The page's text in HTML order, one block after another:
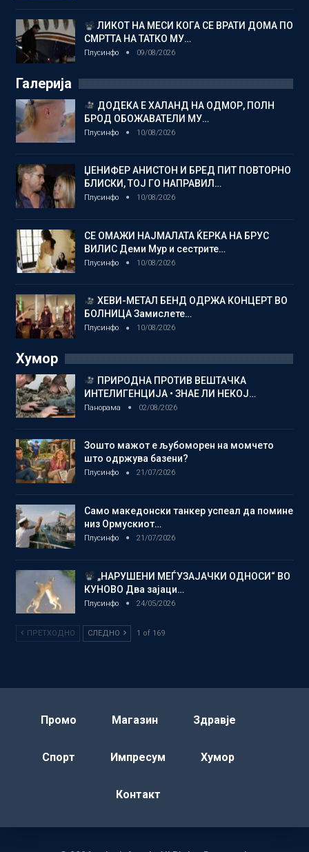
ЛИКОТ НА МЕСИ КОГА СЕ ВРАТИ ДОМА ПО
СМРТТА НА ТАТКО МУ…
Плусинфо 09/08/2026
Галерија
ДОДЕКА Е ХАЛАНД НА ОДМОР, ПОЛН
БРОД ОБОЖАВАТЕЛИ МУ…
Плусинфо 10/08/2026
ЏЕНИФЕР АНИСТОН И БРЕД ПИТ ПОВТОРНО
БЛИСКИ, ТОЈ ГО НАПРАВИЛ…
Плусинфо 10/08/2026
СЕ ОМАЖИ НАЈМАЛАТА ЌЕРКА НА БРУС
ВИЛИС Деми Мур и сестрите…
Плусинфо 10/08/2026
ХЕВИ-МЕТАЛ БЕНД ОДРЖА КОНЦЕРТ ВО
БОЛНИЦА Замислете…
Плусинфо 10/08/2026
Хумор
ПРИРОДНА ПРОТИВ ВЕШТАЧКА
ИНТЕЛИГЕНЦИЈА • ЗНАЕ ЛИ НЕКОЈ…
Панорама 02/08/2026
Зошто мажот е љубоморен на момчето
што одржува базени?
Плусинфо 21/07/2026
Само македонски танкер успеал да помине
низ Ормускиот…
Плусинфо 21/07/2026
„НАРУШЕНИ МЕЃУЗАЈАЧКИ ОДНОСИ“ ВО
КУНОВО Два зајаци…
Плусинфо 24/05/2026
ПРЕТХОДНО СЛЕДНО 1 of 169
Промо Магазин Здравје
Спорт Импресум Хумор
Контакт